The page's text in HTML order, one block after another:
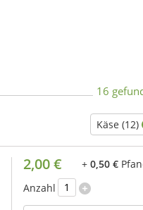
16
Käse (12)
2,00 € + 0,50 €
Anzahl